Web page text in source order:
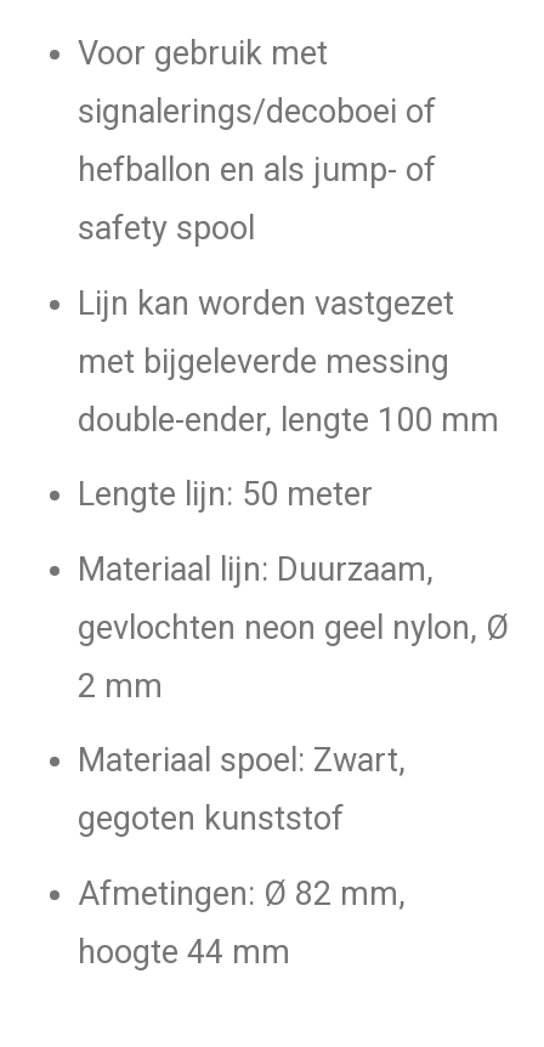
Voor gebruik met
signalerings/decoboei of
hefballon en als jump- of
safety spool
Lijn kan worden vastgezet
met bijgeleverde messing
double-ender, lengte 100 mm
Lengte lijn: 50 meter
Materiaal lijn: Duurzaam,
gevlochten neon geel nylon, Ø
2 mm
Materiaal spoel: Zwart,
gegoten kunststof
Afmetingen: Ø 82 mm,
hoogte 44 mm